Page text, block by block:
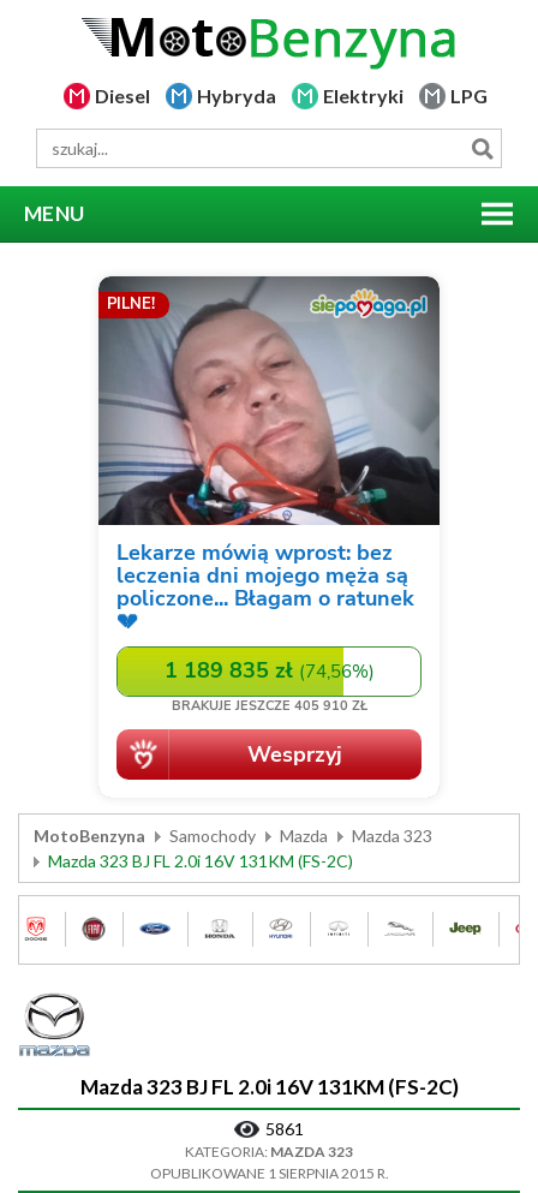
Diesel Hybryda Elektryki LPG
MENU
MotoBenzyna Samochody Mazda
Mazda 323
Mazda 323 BJ FL 2.0i 16V 131KM (FS-2C)
Mazda 323 BJ FL 2.0i 16V 131KM (FS-2C)
5861
KATEGORIA: MAZDA 323
OPUBLIKOWANE 1 SIERPNIA 2015 R.